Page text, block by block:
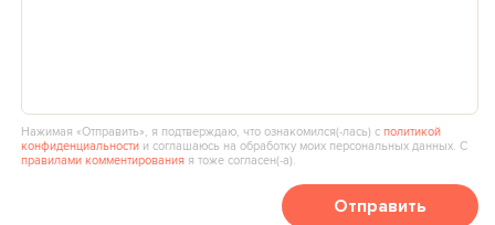
Нажимая «Отправить», я подтверждаю, что ознакомился(‑лась) сполитикой
конфиденциальности и соглашаюсь на обработку моих персональных данных. С
правилами комментирования я тоже согласен(‑а).
Отправить